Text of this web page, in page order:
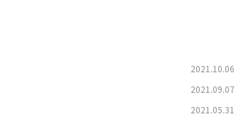
2021.10.06
2021.09.07
2021.05.31